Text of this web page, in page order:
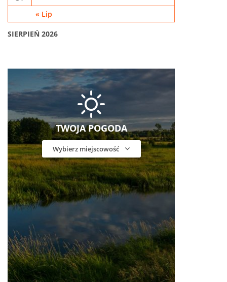
SIERPIEŃ 2026
« Lip
TWOJA POGODA
Wybierz miejscowość